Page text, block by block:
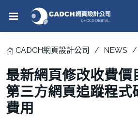
CADCH網頁設計公司 NEWS
最新網頁修改收費價
第三方網頁追蹤程式
費用